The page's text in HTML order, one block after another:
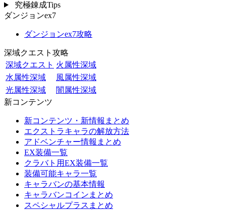
究極錬成Tips
ダンジョンex7
ダンジョンex7攻略
深域クエスト攻略
深域クエスト 火属性深域
水属性深域
風属性深域
光属性深域
闇属性深域
新コンテンツ
新コンテンツ・新情報まとめ
エクストラキャラの解放方法
アドベンチャー情報まとめ
EX装備一覧
クラバト用EX装備一覧
装備可能キャラ一覧
キャラバンの基本情報
キャラバンコインまとめ
スペシャルプラスまとめ